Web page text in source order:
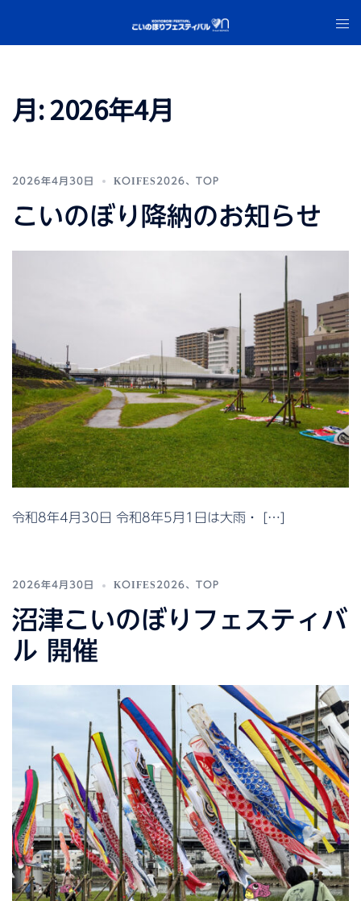
テ
ト
グ
月:2026年4月
2026年4月30日 KOIFES2026、 TOP
こいのぼり降納のお知らせ
令和8年4月30日 令和8年5月1日は大雨・ […]
2026年4月30日 KOIFES2026、 TOP
沼津こいのぼりフェスティバ
ル 開催